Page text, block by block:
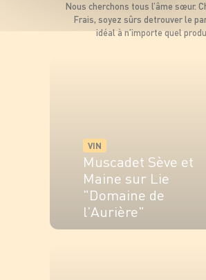
Nous cherchons tous l’âme sœur.
Frais, soyez sûrs detrouver le
idéal à n’importe quel
VIN
Muscadet Sève et
Maine sur Lie
"Domaine de
l'Aurière"